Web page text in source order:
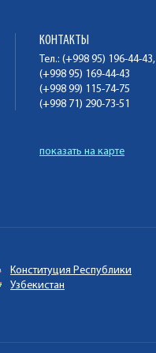
КОНТАКТЫ
Тел.: (+998 95) 196-44-43,
(+998 95) 169-44-43
(+998 99) 115-74-75
(+998 71) 290-73-51
показать на карте
Конституция Республики
Узбекистан